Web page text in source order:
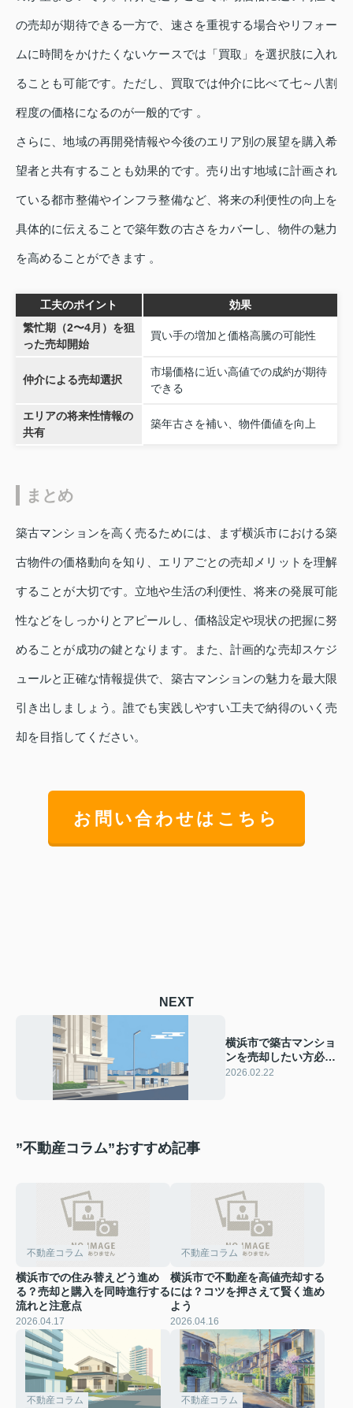
の売却が期待できる一方で、速さを重視する場合やリフォー
ムに時間をかけたくないケースでは「買取」を選択肢に入れ
ることも可能です。ただし、買取では仲介に比べて七～八割
程度の価格になるのが一般的です 。
さらに、地域の再開発情報や今後のエリア別の展望を購入希
望者と共有することも効果的です。売り出す地域に計画され
ている都市整備やインフラ整備など、将来の利便性の向上を
具体的に伝えることで築年数の古さをカバーし、物件の魅力
を高めることができます 。
工夫のポイント
効果
繁忙期（2〜4月）を狙
った売却開始
買い手の増加と価格高騰の可能性
仲介による売却選択
市場価格に近い高値での成約が期待
できる
エリアの将来性情報の
共有
築年古さを補い、物件価値を向上
まとめ
築古マンションを高く売るためには、まず横浜市における築
古物件の価格動向を知り、エリアごとの売却メリットを理解
することが大切です。立地や生活の利便性、将来の発展可能
性などをしっかりとアピールし、価格設定や現状の把握に努
めることが成功の鍵となります。また、計画的な売却スケジ
ュールと正確な情報提供で、築古マンションの魅力を最大限
引き出しましょう。誰でも実践しやすい工夫で納得のいく売
却を目指してください。
お問い合わせはこちら
NEXT
横浜市で築古マンショ
ンを売却したい方必
見！売却相場や価格の
2026.02.22
”不動産コラム”おすすめ記事
不動産コラム
横浜市での住み替えどう進め
る？売却と購入を同時進行する
流れと注意点
2026.04.17
不動産コラム
横浜市で不動産を高値売却する
には？コツを押さえて賢く進め
よう
2026.04.16
不動産コラム 不動産コラム